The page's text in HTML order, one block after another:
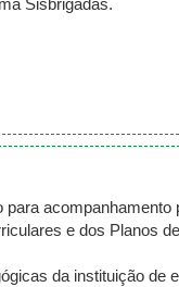
Sisbrigadas.
acompanhamento
e dos Planos
da instituição